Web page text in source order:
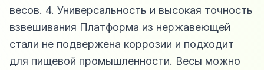
весов. 4. Универсальность и высокая точность
взвешивания Платформа из нержавеющей
стали не подвержена коррозии и подходит
для пищевой промышленности. Весы можно